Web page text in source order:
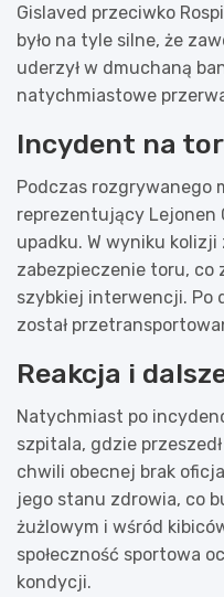
Gislaved przeciwko
było na tyle silne, że
uderzył w dmuchaną
natychmiastowe
Incydent na
Podczas rozgrywanego
reprezentujący Lejonen
upadku. W wyniku kolizji
zabezpieczenie toru, co
szybkiej interwencji. Po
został
Reakcja i
Natychmiast po
szpitala, gdzie
chwili obecnej brak
jego stanu zdrowia, co
żużlowym i wśród
społeczność sportowa
kondycji.